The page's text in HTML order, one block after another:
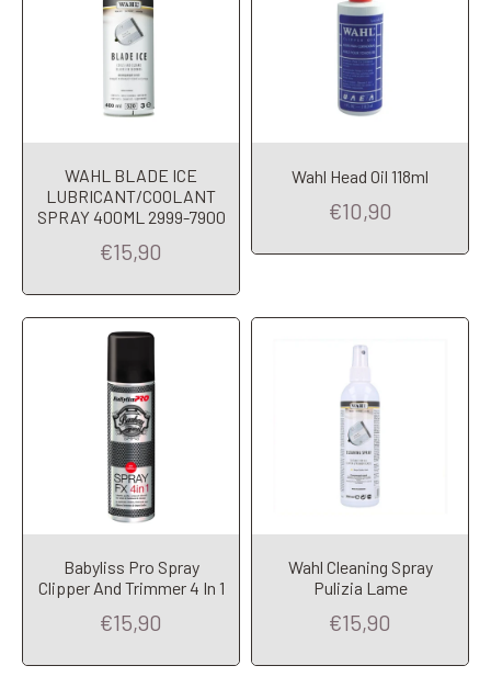
WAHL BLADE ICE
LUBRICANT/COOLANT
SPRAY 400ML 2999-7900
€15,90
Wahl Head Oil 118ml
€10,90
Add to Cart
Babyliss Pro Spray
Clipper And Trimmer 4 In 1
€15,90
Add to Cart
Wahl Cleaning Spray
Pulizia Lame
€15,90
Add to Cart Add to Cart